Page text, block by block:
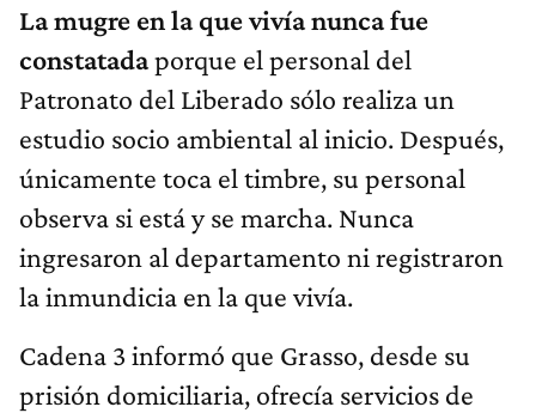
La mugre en la que vivía nunca fue
constatadaporque el personal del
Patronato del Liberado sólo realiza un
estudio socio ambiental al inicio. Después,
únicamente toca el timbre, su personal
observa si está y se marcha. Nunca
ingresaron al departamento ni registraron
la inmundicia en la que vivía.
Cadena 3 informó que Grasso, desde su
prisión domiciliaria, ofrecía servicios de